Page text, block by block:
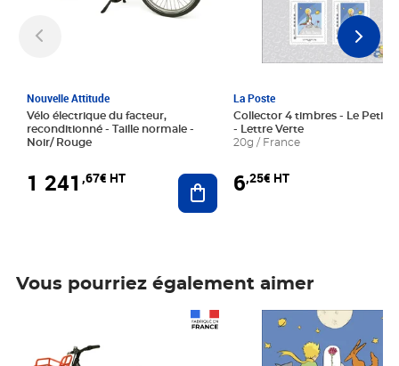
Nouvelle Attitude
Vélo électrique du facteur,
reconditionné - Taille normale -
Noir/ Rouge
1 241 ,67€ HT Ajouter au panier
La Poste
Collector 4 timbres - Le Petit
- Lettre Verte
20g / France
6,25€ HT
Vous pourriez également aimer
Prix 6,25€ HT